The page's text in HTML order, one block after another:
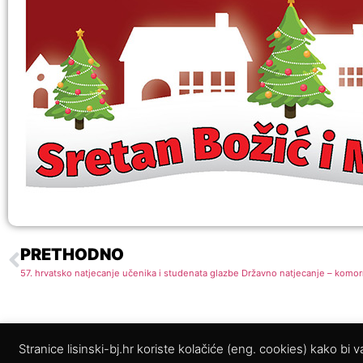
PRETHODNO
57. hrvatsko natjecanje učenika i studenata glazbe Državno natjecanje –
Stranice lisinski-bj.hr koriste kolačiće (eng. cookies) kako bi